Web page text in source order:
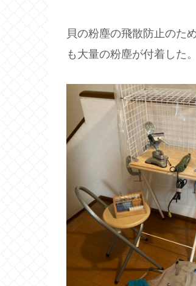
貝の粉塵の飛散防止のた
も大量の粉塵が付着した。